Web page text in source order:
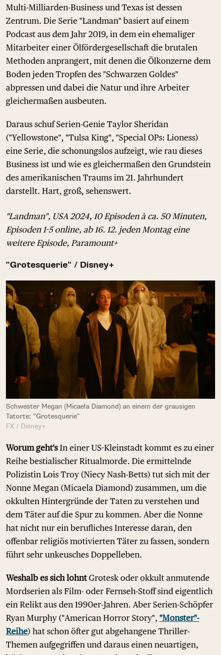
Multi-Milliarden-Business und Texas ist dessen
Zentrum. Die Serie "Landman" basiert auf einem
Podcast aus dem Jahr 2019, in dem ein ehemaliger
Mitarbeiter einer Ölfördergesellschaft die brutalen
Methoden anprangert, mit denen die Ölkonzerne dem
Boden jeden Tropfen des "Schwarzen Goldes"
abpressen und dabei die Natur und ihre Arbeiter
gleichermaßen ausbeuten.
Daraus schuf Serien-Genie Taylor Sheridan
("Yellowstone", "Tulsa King", "Special OPs: Lioness)
eine Serie, die schonungslos aufzeigt, wie rau dieses
Business ist und wie es gleichermaßen den Grundstein
des amerikanischen Traums im 21. Jahrhundert
darstellt. Hart, groß, sehenswert.
"Landman", USA 2024, 10 Episoden à ca. 50 Minuten,
Episoden 1-5 online, ab 16. 12. jeden Montag eine
weitere Episode, Paramount+
"Grotesquerie" / Disney+
Schwester Megan (Micaela Diamond) an einem der grausigen
Tatorte: "Grotesquerie"
FX / Disney+
Worum geht'sIn einer US-Kleinstadt kommt es zu einer
Reihe bestialischer Ritualmorde. Die ermittelnde
Polizistin Lois Troy (Niecy Nash-Betts) tut sich mit der
Nonne Megan (Micaela Diamond) zusammen, um die
okkulten Hintergründe der Taten zu verstehen und
dem Täter auf die Spur zu kommen. Aber die Nonne
hat nicht nur ein berufliches Interesse daran, den
offenbar religiös motivierten Täter zu fassen, sondern
führt sehr unkeusches Doppelleben.
Weshalb es sich lohntGrotesk oder okkult anmutende
Mordserien als Film- oder Fernseh-Stoff sind eigentlich
ein Relikt aus den 1990er-Jahren. Aber Serien-Schöpfer
Ryan Murphy ("American Horror Story", "Monster"-
Reihe) hat schon öfter gut abgehangene Thriller-
Themen aufgegriffen und daraus einen neuartigen,